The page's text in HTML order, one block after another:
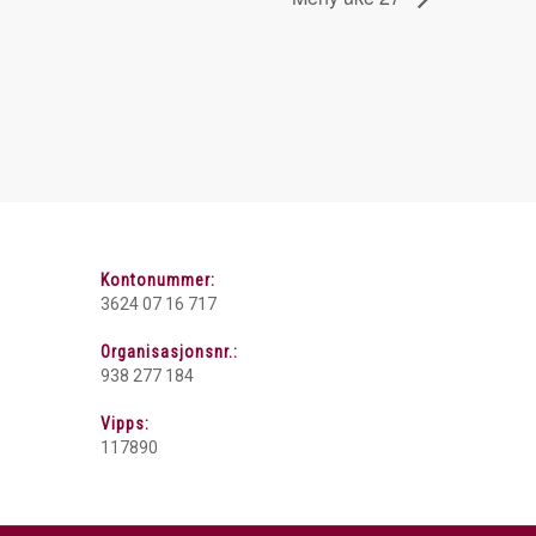
Kontonummer:
3624 07 16 717
Organisasjonsnr.:
938 277 184
Vipps:
117890